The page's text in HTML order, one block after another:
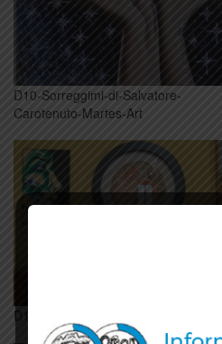
D10-Sorreggimi-di-Salvatore-
Carotenuto-Martes-Art
D11-Dipinti-Cooperativa-Humanitas-A